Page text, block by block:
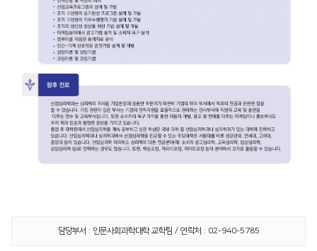
담당부서 : 인문사회과학대학 교학팀 / 연락처 : 02-940-5785